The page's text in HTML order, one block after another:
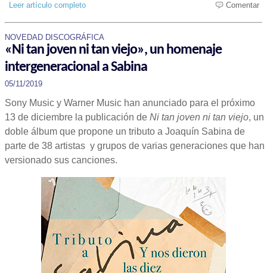
Leer artículo completo Comentar
NOVEDAD DISCOGRÁFICA
«Ni tan joven ni tan viejo», un homenaje
intergeneracional a Sabina
05/11/2019
Sony Music y Warner Music han anunciado para el próximo
13 de diciembre la publicación de Ni tan joven ni tan viejo, un
doble álbum que propone un tributo a Joaquín Sabina de
parte de 38 artistas y grupos de varias generaciones que han
versionado sus canciones.